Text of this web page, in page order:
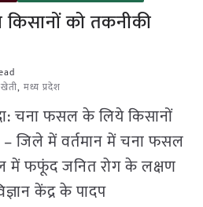
को तकनीकी
, मध्य प्रदेश
चना फसल के लिये किसानों
जिले में वर्तमान में चना फसल
में फफूंद जनित रोग के लक्षण
केंद्र के पादप